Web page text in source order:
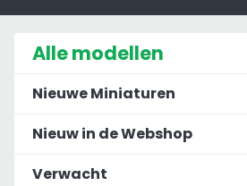
Alle modellen
Nieuwe Miniaturen
Nieuw in de Webshop
Verwacht